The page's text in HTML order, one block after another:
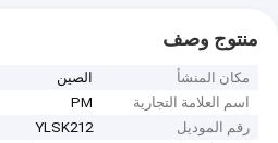
منتوج وصف
مكان المنشأ
الصين
اسم العلامة التجارية
PM
رقم الموديل
YLSK212